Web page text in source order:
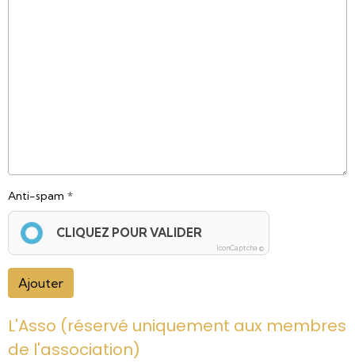
Anti-spam
CLIQUEZ POUR VALIDER
IconCaptcha ©
Ajouter
L'Asso (réservé uniquement aux membres
de l'association)